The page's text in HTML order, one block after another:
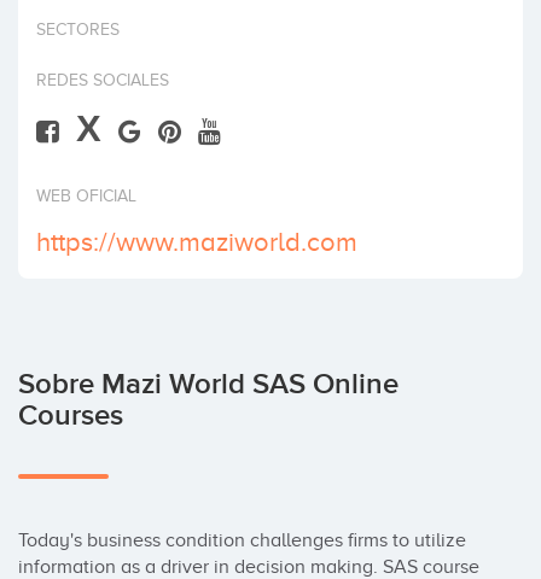
Invertir
SECTORES
REDES SOCIALES
X
WEB OFICIAL
https://www.maziworld.com
Sobre Mazi World SAS Online
Courses
Today's business condition challenges firms to utilize
information as a driver in decision making. SAS course